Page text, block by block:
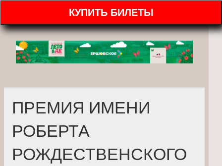
КУПИТЬ БИЛЕТЫ
ПРЕМИЯ ИМЕНИ
РОБЕРТА
РОЖДЕСТВЕНСКОГО